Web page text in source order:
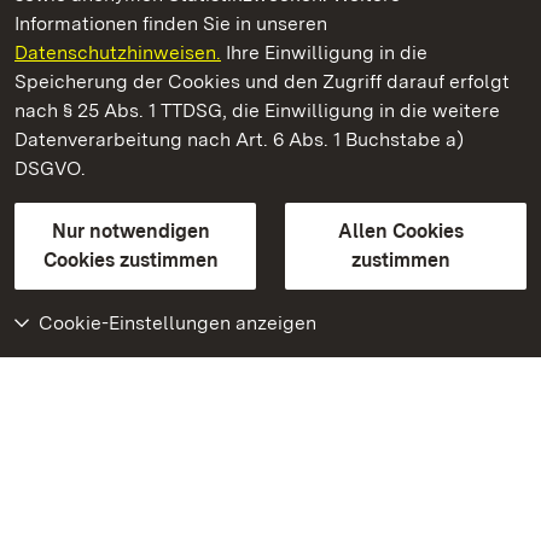
Informationen finden Sie in unseren
Datenschutzhinweisen. Ihre Einwilligung in die
Speicherung der Cookies und den Zugriff darauf erfolgt
nach § 25 Abs. 1 TTDSG, die Einwilligung in die weitere
Datenverarbeitung nach Art. 6 Abs. 1 Buchstabe a)
DSGVO.
Nur notwendigen
Cookies zustimmen
Allen Cookies
zustimmen
Cookie-Einstellungen anzeigen
Staatliche Schlösser und Gärten Baden‑Württemberg
Staatliche Schlösser und Gärten Baden-Württemberg
Kontakt
GebärdenspracheLeichte Sprache
Erklärung zur Barrierefreiheit
BITV-konform (geprüfte Seiten)
Weiteres